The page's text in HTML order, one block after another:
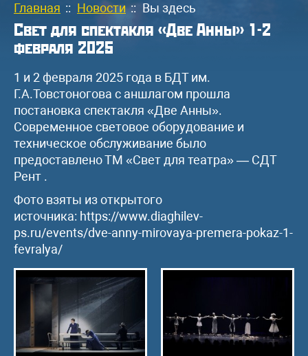
Главная :: Новости :: Вы здесь
Свет для спектакля «Две Анны» 1-2
февраля 2025
1 и 2 февраля 2025 года в БДТ им.
Г.А.Товстоногова с аншлагом прошла
постановка спектакля «Две Анны».
Современное световое оборудование и
техническое обслуживание было
предоставлено ТМ «Свет для театра» — СДТ
Рент .
Фото взяты из открытого
источника: https://www.diaghilev-
ps.ru/events/dve-anny-mirovaya-premera-pokaz-1-
fevralya/